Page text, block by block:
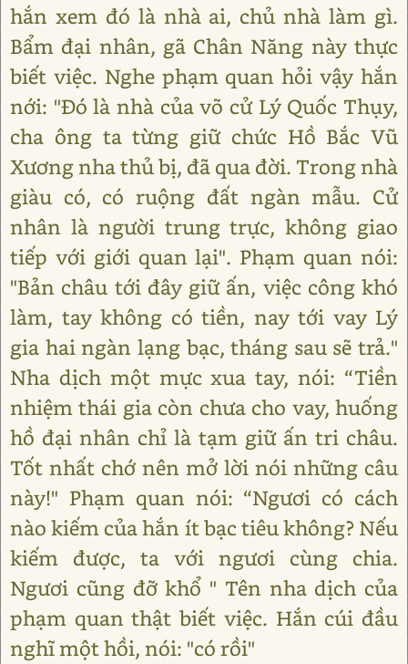
hắn xem đó là nhà ai, chủ nhà làm gì.
Bẩm đại nhân, gã Chân Năng này thực
biết việc. Nghe phạm quan hỏi vậy hắn
nới: "Đó là nhà của võ cử Lý Quốc Thụy,
cha ông ta từng giữ chức Hồ Bắc Vũ
Xương nha thủ bị, đã qua đời. Trong nhà
giàu có, có ruộng đất ngàn mẫu. Cử
nhân là người trung trực, không giao
tiếp với giới quan lại". Phạm quan nói:
"Bản châu tới đây giữ ấn, việc công khó
làm, tay không có tiền, nay tới vay Lý
gia hai ngàn lạng bạc, tháng sau sẽ trả."
Nha dịch một mực xua tay, nói: “Tiền
nhiệm thái gia còn chưa cho vay, huống
hồ đại nhân chỉ là tạm giữ ấn tri châu.
Tốt nhất chớ nên mở lời nói những câu
này!" Phạm quan nói: “Ngươi có cách
nào kiếm của hắn ít bạc tiêu không? Nếu
kiếm được, ta với ngươi cùng chia.
Ngươi cũng đỡ khổ " Tên nha dịch của
phạm quan thật biết việc. Hắn cúi đầu
nghĩ một hồi, nói: "có rồi"